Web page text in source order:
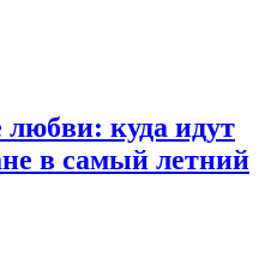
куда идут
в самый летний